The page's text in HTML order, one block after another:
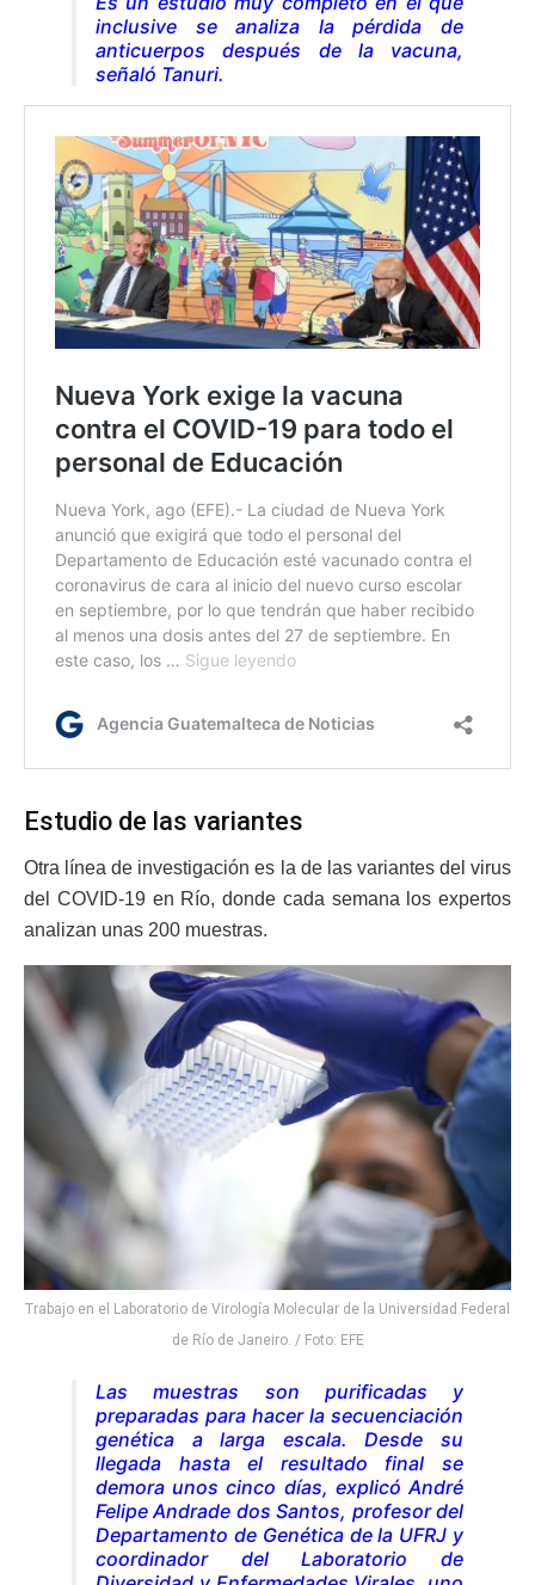
inclusive se analiza la pérdida de
anticuerpos después de la vacuna,
señaló Tanuri.
Estudio de las variantes
Otra línea de investigación es la de las variantes del virus
del COVID-19 en Río, donde cada semana los expertos
analizan unas 200 muestras.
Trabajo en el Laboratorio de Virología Molecular de la Universidad Federal
de Río de Janeiro. / Foto: EFE
Las muestras son purificadas y
preparadas para hacer la secuenciación
genética a larga escala. Desde su
llegada hasta el resultado final se
demora unos cinco días, explicó André
Felipe Andrade dos Santos, profesor del
Departamento de Genética de la UFRJ y
coordinador del Laboratorio de